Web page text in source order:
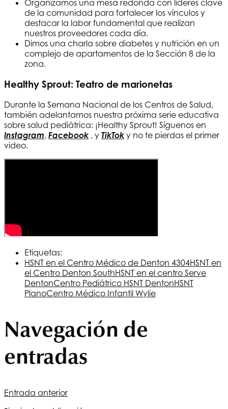
Organizamos una mesa redonda con líderes clave
de la comunidad para fortalecer los vínculos y
destacar la labor fundamental que realizan
nuestros proveedores cada día.
Dimos una charla sobre diabetes y nutrición en un
complejo de apartamentos de la Sección 8 de la
zona.
Healthy Sprout: Teatro de marionetas
Durante la Semana Nacional de los Centros de Salud,
también adelantamos nuestra próxima serie educativa
sobre salud pediátrica: ¡Healthy Sprout! Síguenos en
Instagram, Facebook , y TikTok y no te pierdas el primer
video.
Etiquetas:
HSNT en el Centro Médico de Denton 4304HSNT en
el Centro Denton SouthHSNT en el centro Serve
DentonCentro Pediátrico HSNT DentonHSNT
PlanoCentro Médico Infantil Wylie
Navegación de
entradas
Entrada anterior